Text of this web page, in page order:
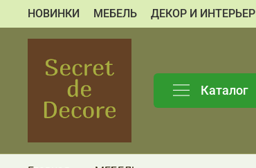
НОВИНКИ МЕБЕЛЬ ДЕКОР И ИНТЕРЬЕР
Каталог